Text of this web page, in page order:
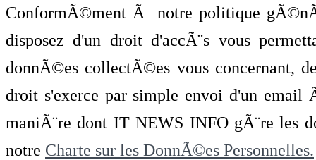
ConformÃ©ment Ã notre politique
disposez d'un droit d'accÃ¨s vous
donnÃ©es collectÃ©es vous concernant,
droit s'exerce par simple envoi d'un
maniÃ¨re dont IT NEWS INFO gÃ¨re les
notre Charte sur les DonnÃ©es Personnelles.